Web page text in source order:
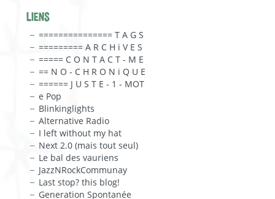
LIENS
=============== T A G S
========= A R C H i V E S
===== C O N T A C T - M E
== N O - C H R O N i Q U E
====== J U S T E - 1 - MOT
e Pop
Blinkinglights
Alternative Radio
I left without my hat
Next 2.0 (mais tout seul)
Le bal des vauriens
JazzNRockCommunay
Last stop? this blog!
Generation Spontanée